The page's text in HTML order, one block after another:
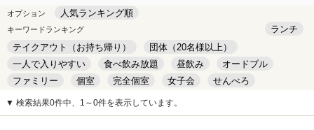
オプション 人気ランキング順
キーワードランキング
ランチ
テイクアウト（お持ち帰り）
団体（20名様以上）
一人で入りやすい
食べ飲み放題 昼飲み
オードブル
ファミリー
個室 完全個室 女子会
せんべろ
キッズルーム
安い デート
▼ 検索結果0件中、1～0件を表示しています。